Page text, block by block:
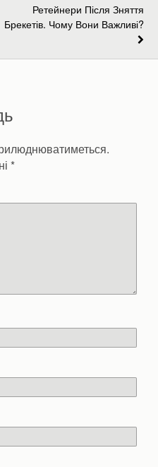
Ретейнери Після Зняття
Брекетів. Чому Вони Важливі?
*